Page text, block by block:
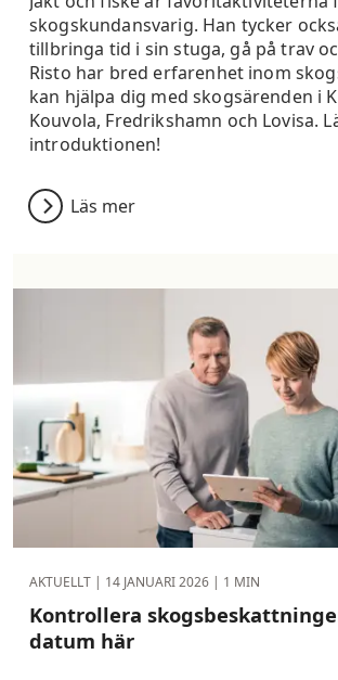
skogskundansvarig. Han tycker
tillbringa tid i sin stuga, gå på trav
Risto har bred erfarenhet inom
kan hjälpa dig med skogsärenden i
Kouvola, Fredrikshamn och Lovisa.
introduktionen!
Läs mer
AKTUELLT | 14 JANUARI 2026 | 1 MIN
Kontrollera
datum här